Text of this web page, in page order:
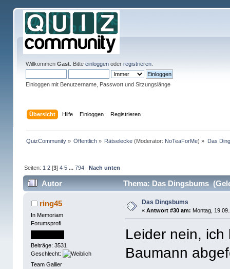
Willkommen Gast. Bitte einloggenoder registrieren.
Einloggen mit Benutzername, Passwort und Sitzungslänge
Übersicht Hilfe Einloggen Registrieren
QuizCommunity» Öffentlich » Rätselecke (Moderator: NoTeaForMe) » Das
Seiten: 1 2[3] 4 5 ... 794 Nach unten
Autor Thema: Das Dingsbums
ring45
In Memoriam
Forumsprofi
Beiträge: 3531
Geschlecht:
Team Gallier
Das Dingsbums
«Antwort #30 am: Montag,
Leider nein,
Baumann